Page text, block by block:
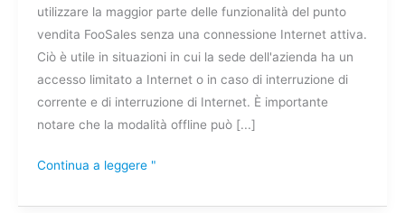
utilizzare la maggior parte delle funzionalità del punto
vendita FooSales senza una connessione Internet attiva.
Ciò è utile in situazioni in cui la sede dell'azienda ha un
accesso limitato a Internet o in caso di interruzione di
corrente e di interruzione di Internet. È importante
notare che la modalità offline può [...]
Continua a leggere "